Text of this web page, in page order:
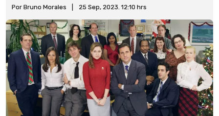
Por Bruno Morales 25 Sep, 2023. 12:10 hrs